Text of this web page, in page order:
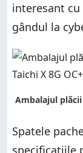
interesant
gândul la
Ambalajul plăcii
Spatele